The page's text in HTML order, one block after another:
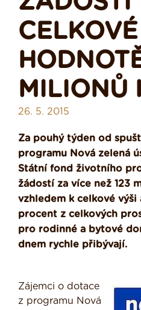
CELKOVÉ
MILIONŮ
26. 5. 2015
Za pouhý týden od
programu Nová zelená
Státní fond životního
žádostí za více než 123
vzhledem k celkové výši
procent z celkových
pro rodinné a bytové
dnem rychle přibývají.
Zájemci o dotace
z programu Nová